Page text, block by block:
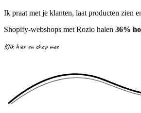
Ik praat met je klanten, laat producten zien
Shopify-webshops met Rozio halen 36%
Klik hier en shop mee